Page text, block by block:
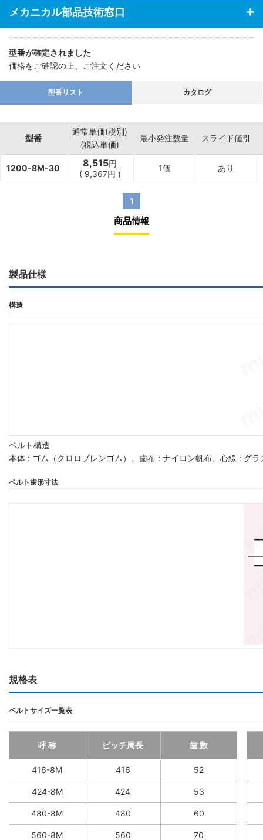
メカニカル部品技術窓口
型番が確定されました
価格をご確認の上、ご注文ください
型番リスト カタログ
型番
通常単価(税別)
(税込単価)
最小発注数量 スライド値引
1200-8M-30 8,515円
( 9,367円 )
1個 あり
1
商品情報
製品仕様
構造
ベルト構造
本体 : ゴム（クロロプレンゴム）、歯布 : ナイロン帆布、心線 : グ
ベルト歯形寸法
規格表
ベルトサイズ一覧表
呼 称 ピッチ周長 歯 数
416-8M 416 52
424-8M 424 53
480-8M 480 60
560-8M 560 70